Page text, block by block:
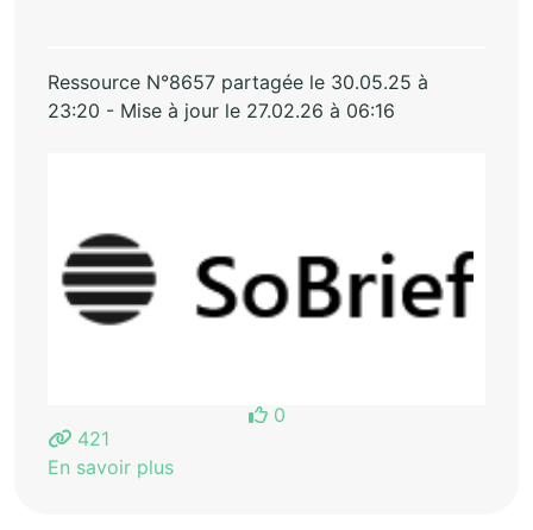
Ressource N°8657 partagée le 30.05.25 à
23:20 - Mise à jour le 27.02.26 à 06:16
0
421
En savoir plus